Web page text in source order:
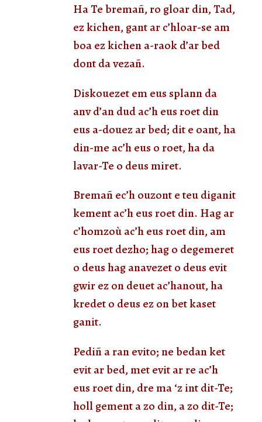
Ha Te bremañ, ro gloar din, Tad,
ez kichen, gant ar c’hloar-se am
boa ez kichen a-raok d’ar bed
dont da vezañ.
Diskouezet em eus splann da
anv d’an dud ac’h eus roet din
eus a-douez ar bed; dit e oant, ha
din-me ac’h eus o roet, ha da
lavar-Te o deus miret.
Bremañ ec’h ouzont e teu diganit
kement ac’h eus roet din. Hag ar
c’homzoù ac’h eus roet din, am
eus roet dezho; hag o degemeret
o deus hag anavezet o deus evit
gwir ez on deuet ac’hanout, ha
kredet o deus ez on bet kaset
ganit.
Pediñ a ran evito; ne bedan ket
evit ar bed, met evit ar re ac’h
eus roet din, dre ma ‘z int dit-Te;
holl gement a zo din, a zo dit-Te;